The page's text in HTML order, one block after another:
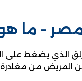
مصر – ما
الذي يضغط على
المريض من